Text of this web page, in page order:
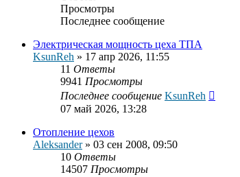
Просмотры
Последнее сообщение
Электрическая мощность цеха ТПА
KsunReh » 17 апр 2026, 11:55
11 Ответы
9941 Просмотры
Последнее сообщение KsunReh
07 май 2026, 13:28
Отопление цехов
Aleksander» 03 сен 2008, 09:50
10 Ответы
14507 Просмотры